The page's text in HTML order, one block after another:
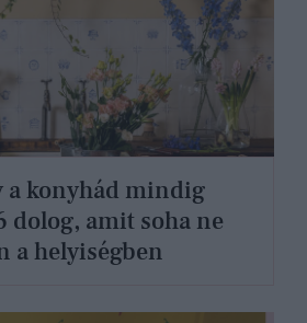
a konyhád mindig
dolog, amit soha ne
a helyiségben